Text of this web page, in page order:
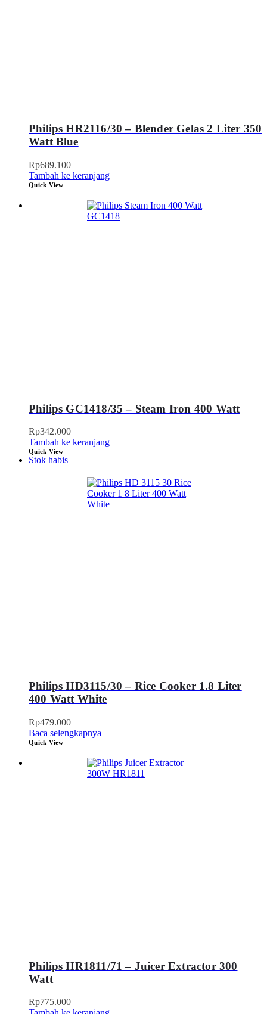
Philips HR2116/30 – Blender Gelas 2 Liter 350
Watt Blue
Rp689.100
Tambah ke keranjang
Quick View
Philips GC1418/35 – Steam Iron 400 Watt
Rp342.000
Tambah ke keranjang
Quick View
Stok habis
Philips HD3115/30 – Rice Cooker 1.8 Liter
400 Watt White
Rp479.000
Baca selengkapnya
Quick View
Philips HR1811/71 – Juicer Extractor 300
Watt
Rp775.000